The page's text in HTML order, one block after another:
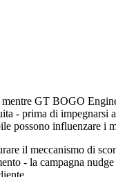
GT BOGO
- prima di impegnarsi
possono influenzare i
il meccanismo di
- la campagna